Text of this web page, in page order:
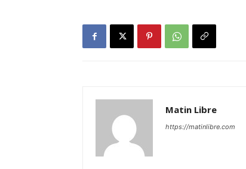
Matin Libre
https://matinlibre.com